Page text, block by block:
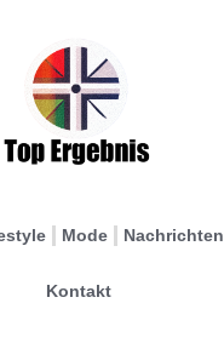
Mode Nachrichten
Kontakt